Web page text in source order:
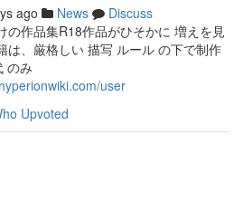
ago News
Discuss
の作品集R18作品がひそかに 増えを見
は、厳格しい 描写 ルール の下で制作
のみ
user
Upvoted